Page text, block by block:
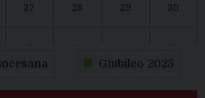
27 28 29 30
Giubileo 2025